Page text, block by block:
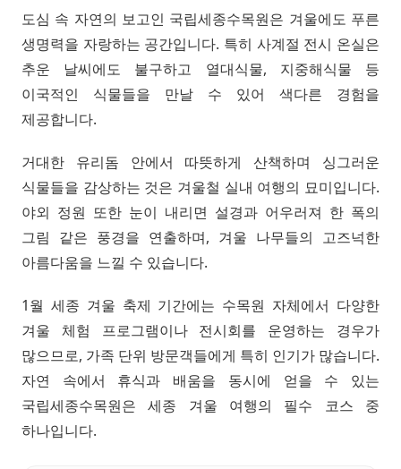
도심 속 자연의 보고인 국립세종수목원은 겨울에도 푸른
생명력을 자랑하는 공간입니다. 특히 사계절 전시 온실은
추운 날씨에도 불구하고 열대식물, 지중해식물 등
이국적인 식물들을 만날 수 있어 색다른 경험을
제공합니다.
거대한 유리돔 안에서 따뜻하게 산책하며 싱그러운
식물들을 감상하는 것은 겨울철 실내 여행의 묘미입니다.
야외 정원 또한 눈이 내리면 설경과 어우러져 한 폭의
그림 같은 풍경을 연출하며, 겨울 나무들의 고즈넉한
아름다움을 느낄 수 있습니다.
1월 세종 겨울 축제 기간에는 수목원 자체에서 다양한
겨울 체험 프로그램이나 전시회를 운영하는 경우가
많으므로, 가족 단위 방문객들에게 특히 인기가 많습니다.
자연 속에서 휴식과 배움을 동시에 얻을 수 있는
국립세종수목원은 세종 겨울 여행의 필수 코스 중
하나입니다.